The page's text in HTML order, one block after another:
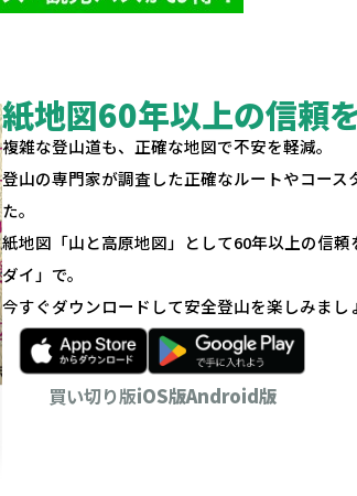
紙地図60年以上の信頼
複雑な登山道も、正確な地図で不安を軽減。
登山の専門家が調査した正確なルートやコー
た。
紙地図「山と高原地図」として60年以上の信
ダイ」で。
今すぐダウンロードして安全登山を楽しみまし
買い切り版iOS版Android版